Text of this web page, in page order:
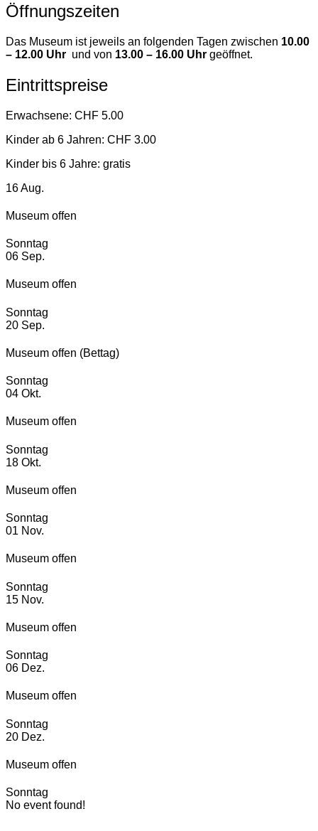
Öffnungszeiten
Das Museum ist jeweils an folgenden Tagen zwischen 10.00
– 12.00 Uhr und von 13.00 – 16.00 Uhr geöffnet.
Eintrittspreise
Erwachsene: CHF 5.00
Kinder ab 6 Jahren: CHF 3.00
Kinder bis 6 Jahre: gratis
16Aug.
Museum offen
Sonntag
06 Sep.
Museum offen
Sonntag
20 Sep.
Museum offen (Bettag)
Sonntag
04 Okt.
Museum offen
Sonntag
18 Okt.
Museum offen
Sonntag
01 Nov.
Museum offen
Sonntag
15 Nov.
Museum offen
Sonntag
06 Dez.
Museum offen
Sonntag
20 Dez.
Museum offen
Sonntag
No event found!